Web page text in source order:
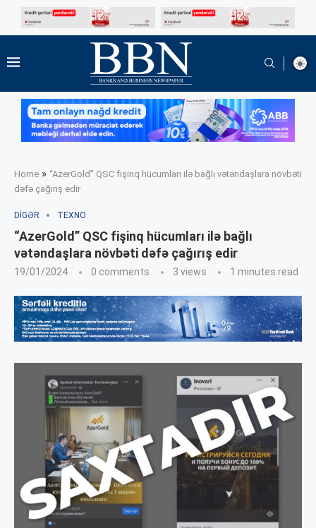
Home » “AzerGold” QSC fişinq hücumları ilə bağlı vətəndaşlara növbəti
dəfə çağırış edir
DIGƏR TEXNO
“AzerGold” QSC fişinq hücumları ilə bağlı
vətəndaşlara növbəti dəfə çağırış edir
19/01/2024 0 comments 3 views 1 minutes read